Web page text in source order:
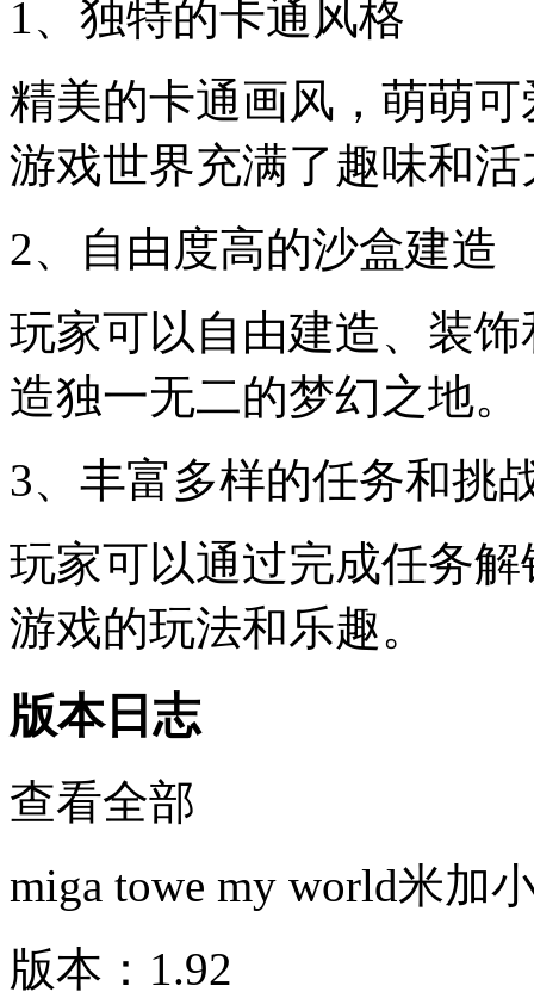
1、独特的卡通风格
精美的卡通画风，萌萌
游戏世界充满了趣味和活
2、自由度高的沙盒建造
玩家可以自由建造、装
造独一无二的梦幻之地。
3、丰富多样的任务和挑
玩家可以通过完成任务
游戏的玩法和乐趣。
版本日志
查看全部
miga towe my world米加
版本：1.92